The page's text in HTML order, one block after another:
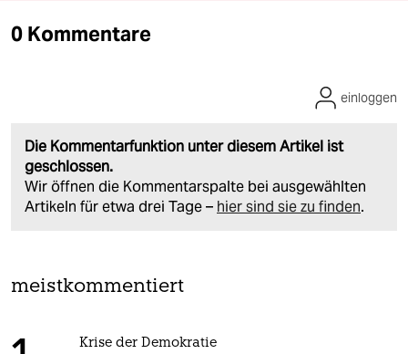
0 Kommentare
Die Kommentarfunktion unter diesem Artikel ist
geschlossen.
Wir öffnen die Kommentarspalte bei ausgewählten
Artikeln für etwa drei Tage – hier sind sie zu finden.
einloggen
meistkommentiert
Krise der Demokratie